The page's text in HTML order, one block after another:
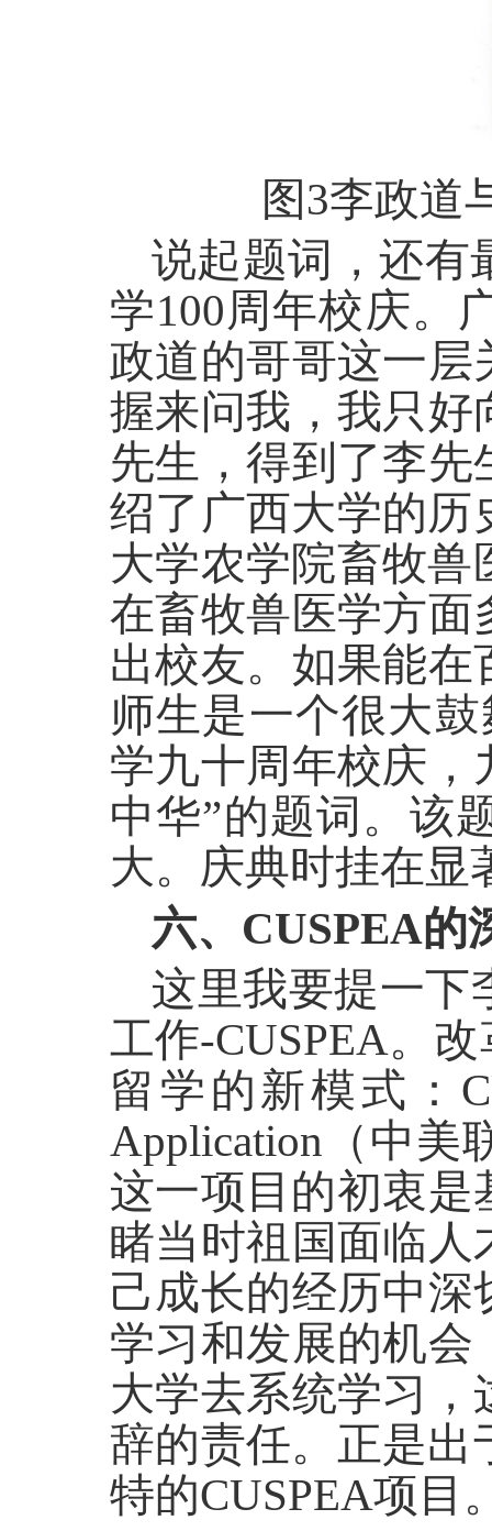
图3李政道
说起题词，还有
学100周年校庆。
政道的哥哥这一
握来问我，我只好
先生，得到了李
绍了广西大学的历
大学农学院畜牧兽
在畜牧兽医学方面
出校友。如果能
师生是一个很大
学九十周年校庆
中华”的题词。该
大。庆典时挂在显
六、CUSPEA的
这里我要提一下
工作-CUSPEA。
留学的新模式：
Application（中美
这一项目的初衷是
睹当时祖国面临
己成长的经历中
学习和发展的机
大学去系统学习
辞的责任。正是出
特的CUSPEA项目